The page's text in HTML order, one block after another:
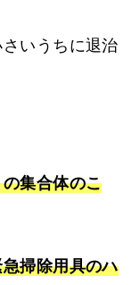
いうちに退治
集合体のこ
掃除用具のハ